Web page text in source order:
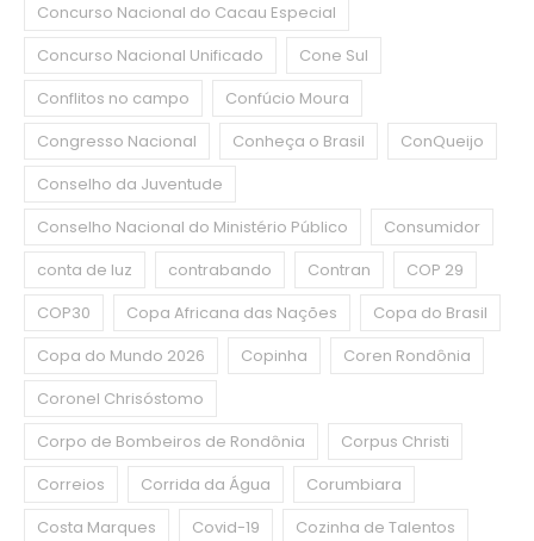
Concurso Nacional do Cacau Especial
Concurso Nacional Unificado
Cone Sul
Conflitos no campo
Confúcio Moura
Congresso Nacional
Conheça o Brasil
ConQueijo
Conselho da Juventude
Conselho Nacional do Ministério Público
Consumidor
conta de luz
contrabando Contran
COP 29
COP30
Copa Africana das Nações
Copa do Brasil
Copa do Mundo 2026
Copinha
Coren Rondônia
Coronel Chrisóstomo
Corpo de Bombeiros de Rondônia
Corpus Christi
Correios
Corrida da Água
Corumbiara
Costa Marques
Covid-19
Cozinha de Talentos